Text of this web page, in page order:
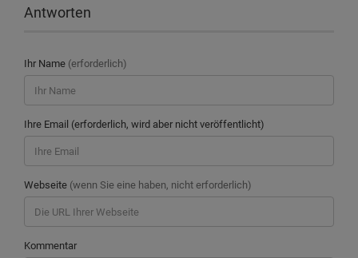
Antworten
Ihr Name (erforderlich)
Ihre Email (erforderlich, wird aber nicht veröffentlicht)
Webseite (wenn Sie eine haben, nicht erforderlich)
Kommentar